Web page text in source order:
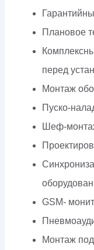
Плановое
перед
Монтаж
Пуско-
Шеф-
GSM-
Монтаж